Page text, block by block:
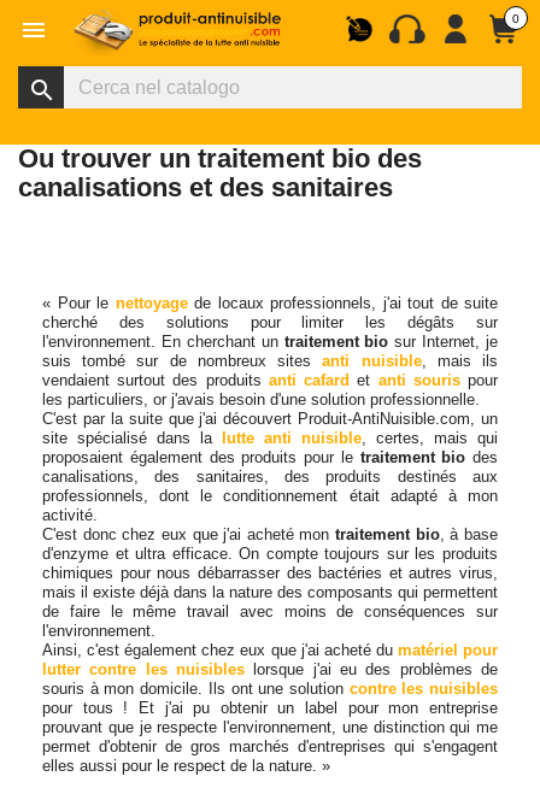
 0
search
Ou trouver un traitement bio des
canalisations et des sanitaires
« Pour le nettoyage de locaux professionnels, j'ai tout de suite
cherché des solutions pour limiter les dégâts sur
l'environnement. En cherchant un traitement bio sur Internet, je
suis tombé sur de nombreux sitesanti nuisible, mais ils
vendaient surtout des produits anti cafard et anti sourispour
les particuliers, or j'avais besoin d'une solution professionnelle.
C'est par la suite que j'ai découvert Produit-AntiNuisible.com, un
site spécialisé dans la
lutte anti nuisible, certes, mais qui
proposaient également des produits pour le traitement bio des
canalisations, des sanitaires, des produits destinés aux
professionnels, dont le conditionnement était adapté à mon
activité.
C'est donc chez eux que j'ai acheté montraitement bio, à base
d'enzyme et ultra efficace. On compte toujours sur les produits
chimiques pour nous débarrasser des bactéries et autres virus,
mais il existe déjà dans la nature des composants qui permettent
de faire le même travail avec moins de conséquences sur
l'environnement.
Ainsi, c'est également chez eux que j'ai acheté du matériel pour
lutter contre les nuisibles lorsque j'ai eu des problèmes de
souris à mon domicile. Ils ont une solution contre les nuisibles
pour tous ! Et j'ai pu obtenir un label pour mon entreprise
prouvant que je respecte l'environnement, une distinction qui me
permet d'obtenir de gros marchés d'entreprises qui s'engagent
elles aussi pour le respect de la nature. »